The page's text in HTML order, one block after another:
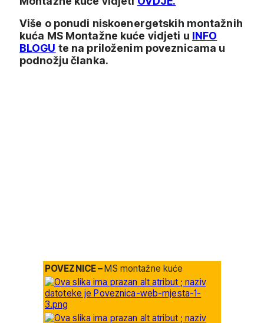
Više o ponudi niskoenergetskih montažnih
kuća MS Montažne kuće vidjeti u INFO
BLOGU te na priloženim poveznicama u
podnožju članka.
POVEZNICE –MS montažne kuće